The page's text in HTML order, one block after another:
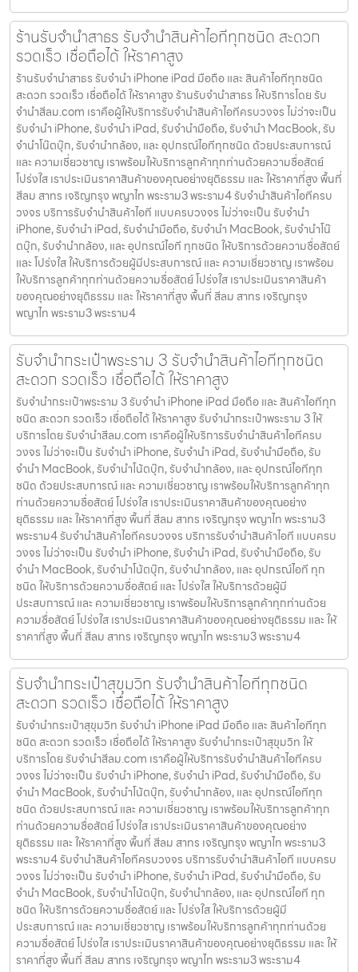
ร้านรับจำนำสาธร รับจำนำสินค้าไอทีทุกชนิด สะดวก
รวดเร็ว เชื่อถือได้ ให้ราคาสูง
ร้านรับจำนำสาธร รับจำนำ iPhone iPad มือถือ และ สินค้าไอทีทุกชนิด
สะดวก รวดเร็ว เชื่อถือได้ ให้ราคาสูง ร้านรับจำนำสาธร ให้บริการโดย รับ
จํานําสีลม.com เราคือผู้ให้บริการรับจำนำสินค้าไอทีครบวงจร ไม่ว่าจะเป็น
รับจำนำ iPhone, รับจำนำ iPad, รับจำนำมือถือ, รับจำนำ MacBook, รับ
จำนำโน๊ตบุ๊ก, รับจำนำกล้อง, และ อุปกรณ์ไอทีทุกชนิด ด้วยประสบการณ์
และ ความเชี่ยวชาญ เราพร้อมให้บริการลูกค้าทุกท่านด้วยความซื่อสัตย์
โปร่งใส เราประเมินราคาสินค้าของคุณอย่างยุติธรรม และ ให้ราคาที่สูง พื้นที่
สีลม สาทร เจริญกรุง พญาไท พระราม3 พระราม4 รับจำนำสินค้าไอทีครบ
วงจร บริการรับจำนำสินค้าไอที แบบครบวงจร ไม่ว่าจะเป็น รับจำนำ
iPhone, รับจำนำ iPad, รับจำนำมือถือ, รับจำนำ MacBook, รับจำนำโน๊
ตบุ๊ก, รับจำนำกล้อง, และ อุปกรณ์ไอที ทุกชนิด ให้บริการด้วยความซื่อสัตย์
และ โปร่งใส ให้บริการด้วยผู้มีประสบการณ์ และ ความเชี่ยวชาญ เราพร้อม
ให้บริการลูกค้าทุกท่านด้วยความซื่อสัตย์ โปร่งใส เราประเมินราคาสินค้า
ของคุณอย่างยุติธรรม และ ให้ราคาที่สูง พื้นที่ สีลม สาทร เจริญกรุง
พญาไท พระราม3 พระราม4
รับจำนำกระเป๋าพระราม 3 รับจำนำสินค้าไอทีทุกชนิด
สะดวก รวดเร็ว เชื่อถือได้ ให้ราคาสูง
รับจำนำกระเป๋าพระราม 3 รับจำนำ iPhone iPad มือถือ และ สินค้าไอทีทุก
ชนิด สะดวก รวดเร็ว เชื่อถือได้ ให้ราคาสูง รับจำนำกระเป๋าพระราม 3 ให้
บริการโดย รับจํานําสีลม.com เราคือผู้ให้บริการรับจำนำสินค้าไอทีครบ
วงจร ไม่ว่าจะเป็น รับจำนำ iPhone, รับจำนำ iPad, รับจำนำมือถือ, รับ
จำนำ MacBook, รับจำนำโน้ตบุ๊ก, รับจำนำกล้อง, และ อุปกรณ์ไอทีทุก
ชนิด ด้วยประสบการณ์ และ ความเชี่ยวชาญ เราพร้อมให้บริการลูกค้าทุก
ท่านด้วยความซื่อสัตย์ โปร่งใส เราประเมินราคาสินค้าของคุณอย่าง
ยุติธรรม และ ให้ราคาที่สูง พื้นที่ สีลม สาทร เจริญกรุง พญาไท พระราม3
พระราม4 รับจำนำสินค้าไอทีครบวงจร บริการรับจำนำสินค้าไอที แบบครบ
วงจร ไม่ว่าจะเป็น รับจำนำ iPhone, รับจำนำ iPad, รับจำนำมือถือ, รับ
จำนำ MacBook, รับจำนำโน้ตบุ๊ก, รับจำนำกล้อง, และ อุปกรณ์ไอที ทุก
ชนิด ให้บริการด้วยความซื่อสัตย์ และ โปร่งใส ให้บริการด้วยผู้มี
ประสบการณ์ และ ความเชี่ยวชาญ เราพร้อมให้บริการลูกค้าทุกท่านด้วย
ความซื่อสัตย์ โปร่งใส เราประเมินราคาสินค้าของคุณอย่างยุติธรรม และ ให้
ราคาที่สูง พื้นที่ สีลม สาทร เจริญกรุง พญาไท พระราม3 พระราม4
รับจำนำกระเป๋าสุขุมวิท รับจำนำสินค้าไอทีทุกชนิด
สะดวก รวดเร็ว เชื่อถือได้ ให้ราคาสูง
รับจำนำกระเป๋าสุขุมวิท รับจำนำ iPhone iPad มือถือ และ สินค้าไอทีทุก
ชนิด สะดวก รวดเร็ว เชื่อถือได้ ให้ราคาสูง รับจำนำกระเป๋าสุขุมวิท ให้
บริการโดย รับจํานําสีลม.com เราคือผู้ให้บริการรับจำนำสินค้าไอทีครบ
วงจร ไม่ว่าจะเป็น รับจำนำ iPhone, รับจำนำ iPad, รับจำนำมือถือ, รับ
จำนำ MacBook, รับจำนำโน้ตบุ๊ก, รับจำนำกล้อง, และ อุปกรณ์ไอทีทุก
ชนิด ด้วยประสบการณ์ และ ความเชี่ยวชาญ เราพร้อมให้บริการลูกค้าทุก
ท่านด้วยความซื่อสัตย์ โปร่งใส เราประเมินราคาสินค้าของคุณอย่าง
ยุติธรรม และ ให้ราคาที่สูง พื้นที่ สีลม สาทร เจริญกรุง พญาไท พระราม3
พระราม4 รับจำนำสินค้าไอทีครบวงจร บริการรับจำนำสินค้าไอที แบบครบ
วงจร ไม่ว่าจะเป็น รับจำนำ iPhone, รับจำนำ iPad, รับจำนำมือถือ, รับ
จำนำ MacBook, รับจำนำโน้ตบุ๊ก, รับจำนำกล้อง, และ อุปกรณ์ไอที ทุก
ชนิด ให้บริการด้วยความซื่อสัตย์ และ โปร่งใส ให้บริการด้วยผู้มี
ประสบการณ์ และ ความเชี่ยวชาญ เราพร้อมให้บริการลูกค้าทุกท่านด้วย
ความซื่อสัตย์ โปร่งใส เราประเมินราคาสินค้าของคุณอย่างยุติธรรม และ ให้
ราคาที่สูง พื้นที่ สีลม สาทร เจริญกรุง พญาไท พระราม3 พระราม4